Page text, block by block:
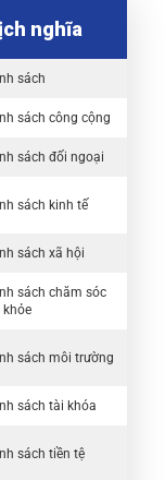
nghĩa
sách
sách công cộng
sách đối ngoại
sách kinh tế
sách xã hội
sách chăm sóc
khỏe
sách môi trường
sách tài khóa
sách tiền tệ